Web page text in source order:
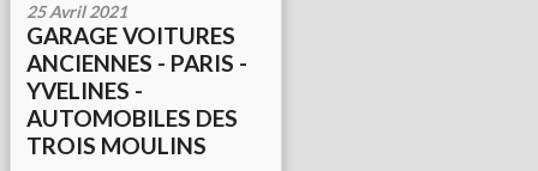
25 Avril 2021
GARAGE VOITURES
ANCIENNES - PARIS -
YVELINES -
AUTOMOBILES DES
TROIS MOULINS